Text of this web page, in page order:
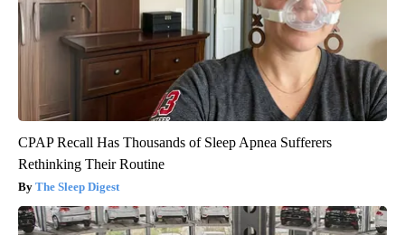
CPAP Recall Has Thousands of Sleep Apnea Sufferers
Rethinking Their Routine
The Sleep Digest